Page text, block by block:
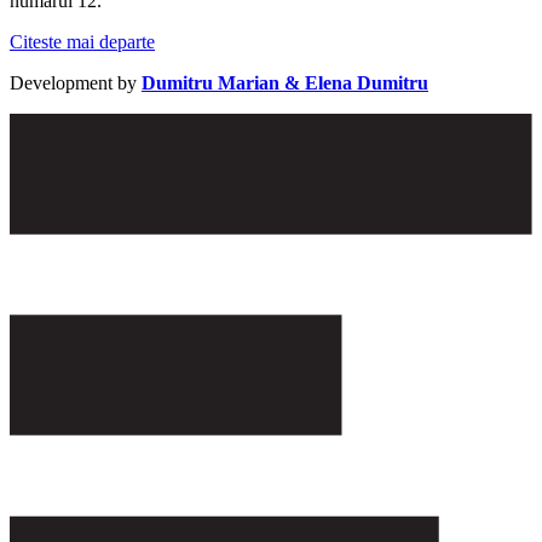
Citeste mai departe
Development by Dumitru Marian & Elena Dumitru